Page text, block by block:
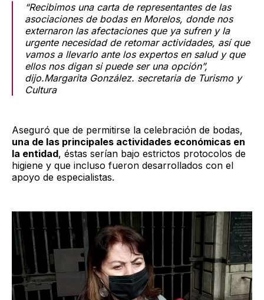
“Recibimos una carta de representantes de las
asociaciones de bodas en Morelos, donde nos
externaron las afectaciones que ya sufren y la
urgente necesidad de retomar actividades, así que
vamos a llevarlo ante los expertos en salud y que
ellos nos digan si puede ser una opción”,
dijo.Margarita González. secretaria de Turismo y
Cultura
Aseguró que de permitirse la celebración de bodas,
una de las principales actividades económicas en
la entidad, éstas serían bajo estrictos protocolos de
higiene y que incluso fueron desarrollados con el
apoyo de especialistas.